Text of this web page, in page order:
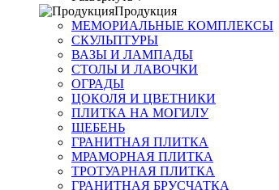
Продукция
МЕМОРИАЛЬНЫЕ КОМПЛЕКСЫ
СКУЛЬПТУРЫ
ВАЗЫ И ЛАМПАДЫ
СТОЛЫ И ЛАВОЧКИ
ОГРАДЫ
ЦОКОЛЯ И ЦВЕТНИКИ
ПЛИТКА НА МОГИЛУ
ЩЕБЕНЬ
ГРАНИТНАЯ ПЛИТКА
МРАМОРНАЯ ПЛИТКА
ТРОТУАРНАЯ ПЛИТКА
ГРАНИТНАЯ БРУСЧАТКА